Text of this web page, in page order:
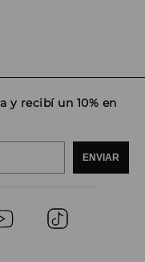
y recibí un 10% en
ENVIAR